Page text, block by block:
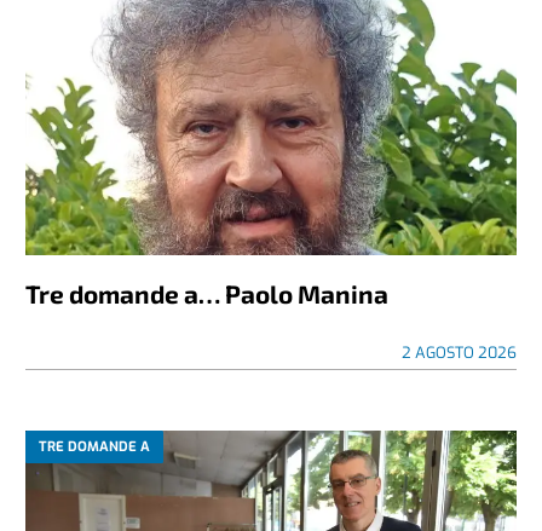
Tre domande a… Paolo Manina
2 AGOSTO 2026
TRE DOMANDE A